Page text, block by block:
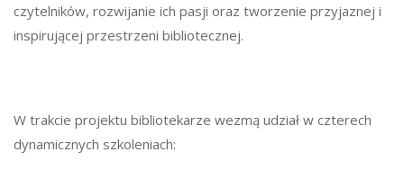
czytelników, rozwijanie ich pasji oraz tworzenie przyjaznej i
inspirującej przestrzeni bibliotecznej.
W trakcie projektu bibliotekarze wezmą udział w czterech
dynamicznych szkoleniach: